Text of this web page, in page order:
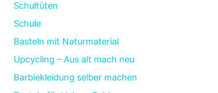
Schultüten
Schule
Basteln mit Naturmaterial
Upcycling – Aus alt mach neu
Barbiekleidung selber machen